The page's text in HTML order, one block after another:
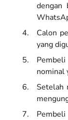
dengan
Calon
yang
nominal
Setelah